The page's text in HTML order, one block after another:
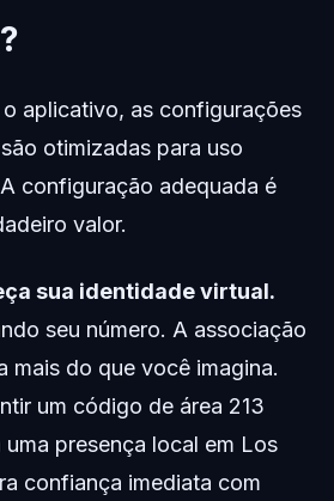
aplicativo, as configurações
otimizadas para uso
configuração adequada é
valor.
sua identidade virtual.
seu número. A associação
mais do que você imagina.
um código de área 213
presença local em Los
confiança imediata com